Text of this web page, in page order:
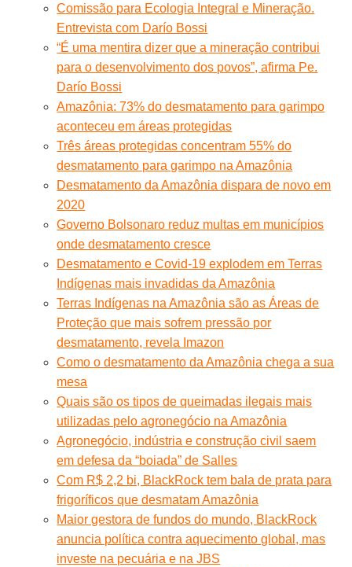
Comissão para Ecologia Integral e Mineração.
Entrevista com Darío Bossi
“É uma mentira dizer que a mineração contribui
para o desenvolvimento dos povos”, afirma Pe.
Darío Bossi
Amazônia: 73% do desmatamento para garimpo
aconteceu em áreas protegidas
Três áreas protegidas concentram 55% do
desmatamento para garimpo na Amazônia
Desmatamento da Amazônia dispara de novo em
2020
Governo Bolsonaro reduz multas em municípios
onde desmatamento cresce
Desmatamento e Covid-19 explodem em Terras
Indígenas mais invadidas da Amazônia
Terras Indígenas na Amazônia são as Áreas de
Proteção que mais sofrem pressão por
desmatamento, revela Imazon
Como o desmatamento da Amazônia chega a sua
mesa
Quais são os tipos de queimadas ilegais mais
utilizadas pelo agronegócio na Amazônia
Agronegócio, indústria e construção civil saem
em defesa da “boiada” de Salles
Com R$ 2,2 bi, BlackRock tem bala de prata para
frigoríficos que desmatam Amazônia
Maior gestora de fundos do mundo, BlackRock
anuncia política contra aquecimento global, mas
investe na pecuária e na JBS